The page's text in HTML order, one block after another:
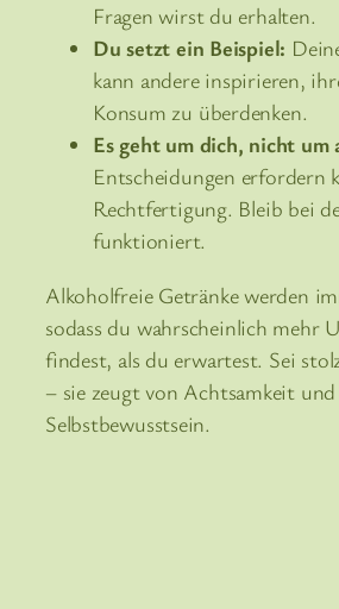
Fragen wirst du erhalten.
Du setzt ein Beispiel:
kann andere inspirieren,
Konsum zu überdenken.
Es geht um dich, nicht um
Entscheidungen erfordern
Rechtfertigung. Bleib bei
funktioniert.
Alkoholfreie Getränke werden
sodass du wahrscheinlich mehr
findest, als du erwartest. Sei
– sie zeugt von Achtsamkeit und
Selbstbewusstsein.